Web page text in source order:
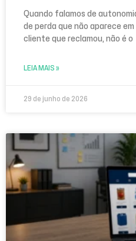
Quando falamos de
de perda que não aparece
cliente que reclamou, não é o
LEIA MAIS »
29 de junho de 2026